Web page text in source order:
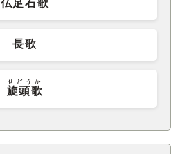
仏足石歌
長歌
旋頭歌
せどうか